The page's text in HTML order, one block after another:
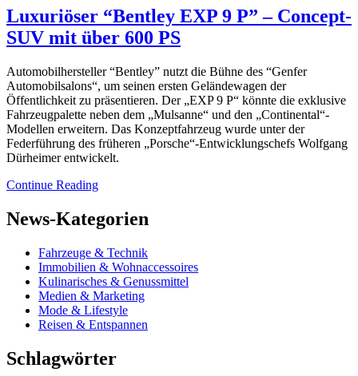
Luxuriöser “Bentley EXP 9 P” – Concept-
SUV mit über 600 PS
Automobilhersteller “Bentley” nutzt die Bühne des “Genfer
Automobilsalons“, um seinen ersten Geländewagen der
Öffentlichkeit zu präsentieren. Der „EXP 9 P“ könnte die exklusive
Fahrzeugpalette neben dem „Mulsanne“ und den „Continental“-
Modellen erweitern. Das Konzeptfahrzeug wurde unter der
Federführung des früheren „Porsche“-Entwicklungschefs Wolfgang
Dürheimer entwickelt.
Continue Reading
News-Kategorien
Fahrzeuge & Technik
Immobilien & Wohnaccessoires
Kulinarisches & Genussmittel
Medien & Marketing
Mode & Lifestyle
Reisen & Entspannen
Schlagwörter